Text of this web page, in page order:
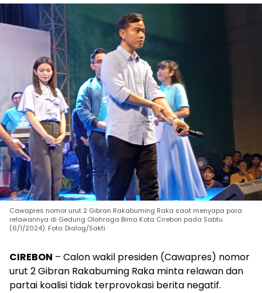
Cawapres nomor urut 2 Gibran Rakabuming Raka saat menyapa para
relawannya di Gedung Olahraga Bima Kota Cirebon pada Sabtu
(6/1/2024). Foto: Dialog/Sakti
CIREBON – Calon wakil presiden (Cawapres) nomor
urut 2 Gibran Rakabuming Raka minta relawan dan
partai koalisi tidak terprovokasi berita negatif.